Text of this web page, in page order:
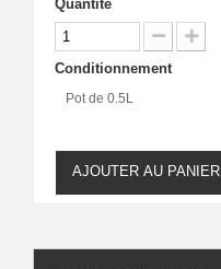
Quantité
Conditionnement
Pot de 0.5L
AJOUTER AU PANIER